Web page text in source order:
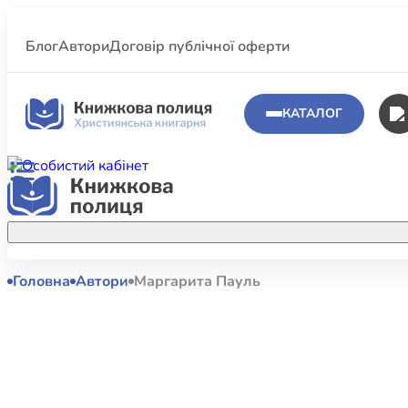
БлогАвториДоговір публічної оферти
КАТАЛОГ
Акційні пропозиції
Головна Автори Маргарита Пауль